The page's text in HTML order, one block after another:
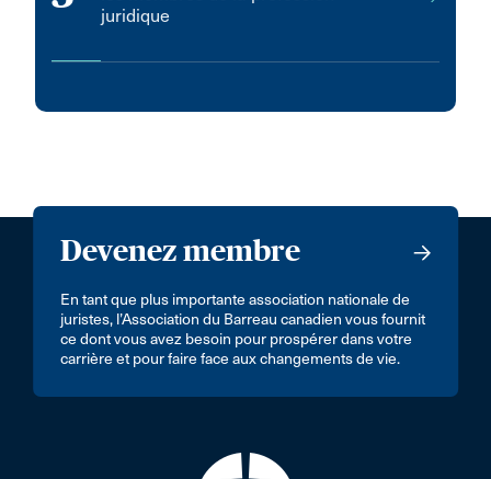
juridique
Devenez membre
En tant que plus importante association nationale de
juristes, l’Association du Barreau canadien vous fournit
ce dont vous avez besoin pour prospérer dans votre
carrière et pour faire face aux changements de vie.